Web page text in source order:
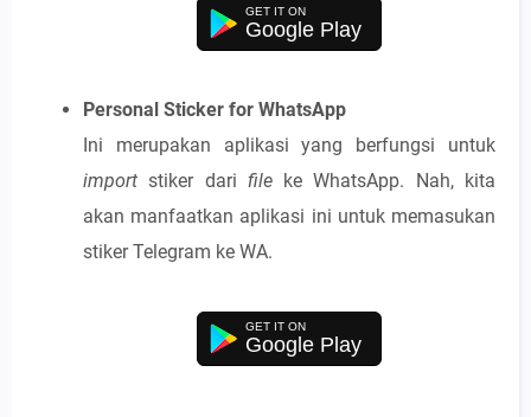
Google Play
Personal Sticker for WhatsApp
Ini merupakan aplikasi yang berfungsi untuk
importstiker dari file ke WhatsApp. Nah, kita
akan manfaatkan aplikasi ini untuk memasukan
stiker Telegram ke WA.
Google Play